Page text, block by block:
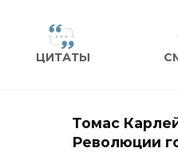
ЦИТАТЫ
Томас
Революции